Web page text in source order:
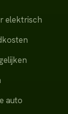
elektrisch
auto